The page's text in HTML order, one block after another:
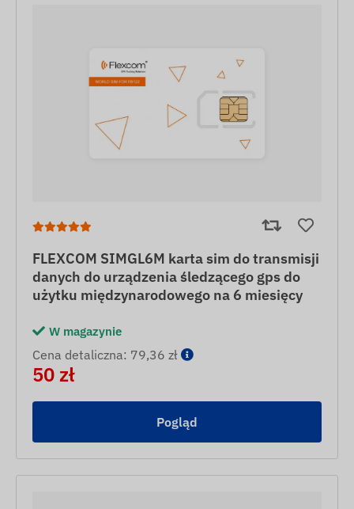
FLEXCOM SIMGL6M karta sim do transmisji
danych do urządzenia śledzącego gps do
użytku międzynarodowego na 6 miesięcy
W magazynie
Cena detaliczna: 79,36 zł
50 zł
Pogląd